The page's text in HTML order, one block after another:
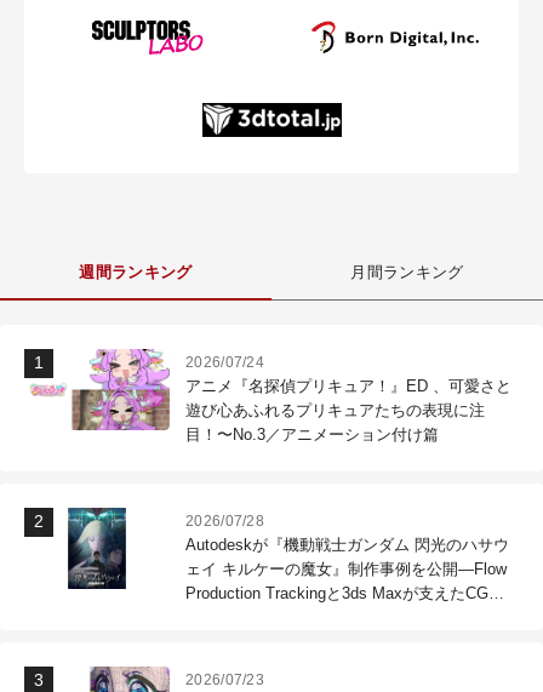
週間ランキング 月間ランキング
2026/07/24
アニメ『名探偵プリキュア！』ED 、可愛さと
遊び心あふれるプリキュアたちの表現に注
目！〜No.3／アニメーション付け篇
2026/07/28
Autodeskが『機動戦士ガンダム 閃光のハサウ
ェイ キルケーの魔女』制作事例を公開―Flow
Production Trackingと3ds Maxが支えたCG制
2026/07/23